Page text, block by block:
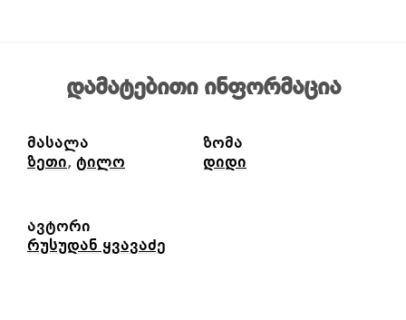
დამატებითი ინფორმაცია
მასალა
ზეთი, ტილო
ზომა
დიდი
ავტორი
რუსუდან ყვავაძე